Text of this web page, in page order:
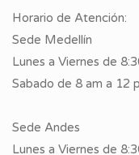
Horario de Atención:
Sede Medellín
Lunes a Viernes de
Sabado de 8 am a 12
Sede Andes
Lunes a Viernes de